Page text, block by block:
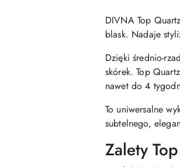
DIVNA Top
blask. Nadaje
Dzięki średnio-
skórek. Top
nawet do 4
To uniwersalne
subtelnego,
Zalety